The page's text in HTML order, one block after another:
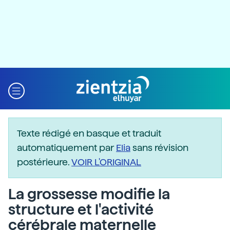
Texte rédigé en basque et traduit
automatiquement parEliasans révision
postérieure.VOIR L'ORIGINAL
La grossesse modifie la
structure et l'activité
cérébrale maternelle